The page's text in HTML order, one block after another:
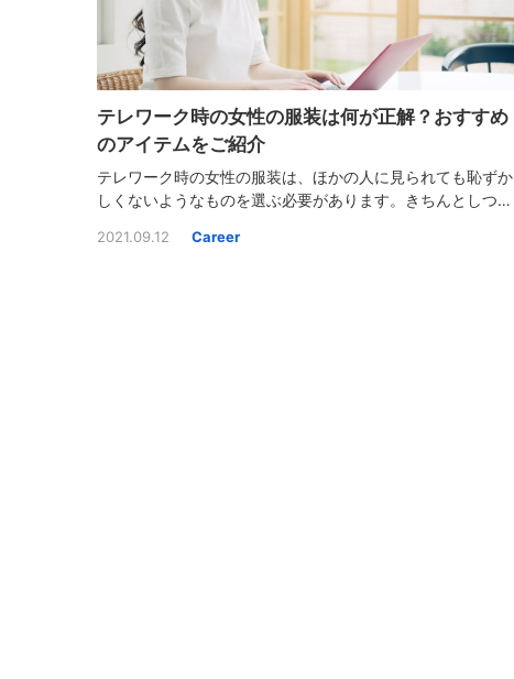
テレワーク時の女性の服装は何が正解？おすすめ
のアイテムをご紹介
テレワーク時の女性の服装は、ほかの人に見られても恥ずか
しくないようなものを選ぶ必要があります。きちんとしつつ
でしょう。ここでは、テレワーク中の女性におすすめの服装
2021.09.12 Career